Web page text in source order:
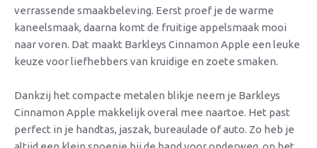
verrassende smaakbeleving. Eerst proef je de warme
kaneelsmaak, daarna komt de fruitige appelsmaak mooi
naar voren. Dat maakt Barkleys Cinnamon Apple een leuke
keuze voor liefhebbers van kruidige en zoete smaken.
Dankzij het compacte metalen blikje neem je Barkleys
Cinnamon Apple makkelijk overal mee naartoe. Het past
perfect in je handtas, jaszak, bureaulade of auto. Zo heb je